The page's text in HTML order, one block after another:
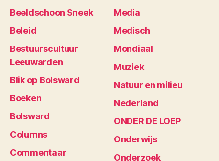
Beeldschoon Sneek
Beleid
Bestuurscultuur
Leeuwarden
Blik op Bolsward
Boeken
Bolsward
Columns
Commentaar
Media
Medisch
Mondiaal
Muziek
Natuur en milieu
Nederland
ONDER DE LOEP
Onderwijs
Onderzoek